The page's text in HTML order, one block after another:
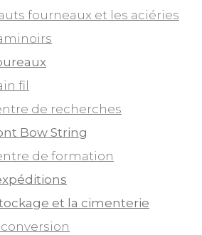
fourneaux et les aciéries
fil
de recherches
Bow String
de formation
et la cimenterie